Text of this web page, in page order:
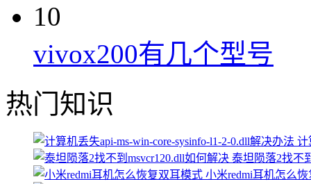
10
vivox200有几个型号
热门知识
计
泰坦陨落2找不
小米redmi耳机怎么